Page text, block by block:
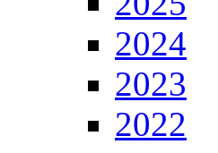
2024
2023
2022